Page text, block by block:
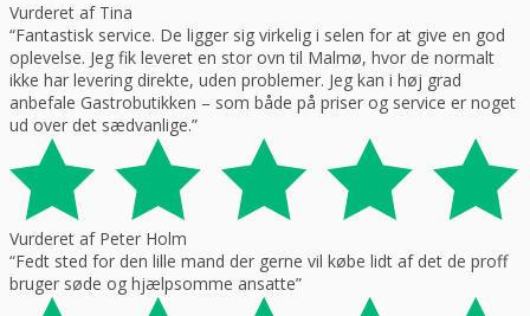
Vurderet af Tina
“Fantastisk service. De ligger sig virkelig i selen for at give en god
oplevelse. Jeg fik leveret en stor ovn til Malmø, hvor de normalt
ikke har levering direkte, uden problemer. Jeg kan i høj grad
anbefale Gastrobutikken – som både på priser og service er noget
ud over det sædvanlige.”
Vurderet af Peter Holm
“Fedt sted for den lille mand der gerne vil købe lidt af det de proff
bruger søde og hjælpsomme ansatte”